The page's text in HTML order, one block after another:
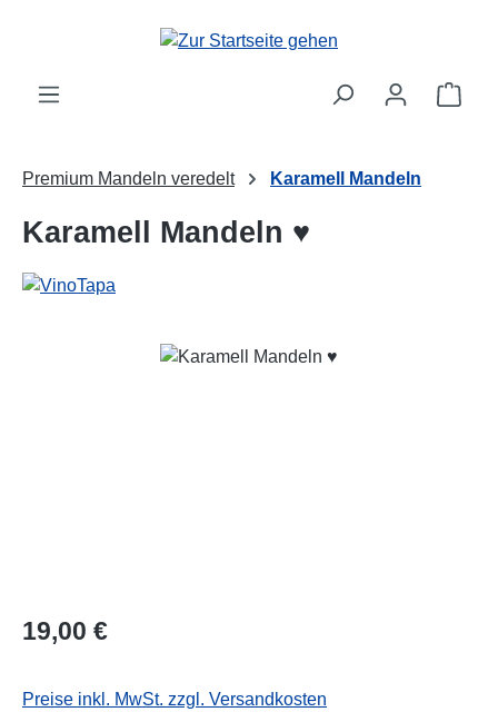
Zum Hauptinhalt springen
Premium Mandeln veredelt Karamell Mandeln
Karamell Mandeln ♥
Bildergalerie überspringen
Regulärer Preis:
19,00 €
Preise inkl. MwSt. zzgl. Versandkosten